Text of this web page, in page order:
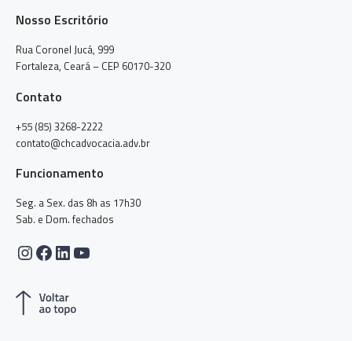
Nosso Escritório
Rua Coronel Jucá, 999
Fortaleza, Ceará – CEP 60170-320
Contato
+55 (85) 3268-2222
contato@chcadvocacia.adv.br
Funcionamento
Seg. a Sex. das 8h as 17h30
Sab. e Dom. fechados
Instagram
Facebook
LinkedIn
Youtube